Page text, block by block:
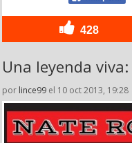
428
Una leyenda
por lince99 el 10 oct 2013, 19:28